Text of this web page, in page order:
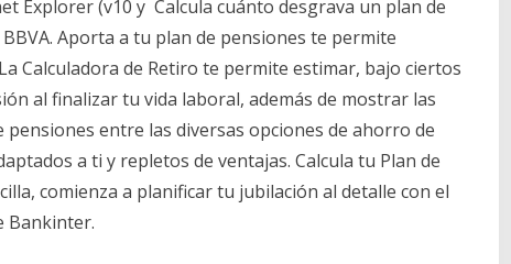
Explorer (v10 y Calcula cuánto desgrava un plan de
Aporta a tu plan de pensiones te permite
Calculadora de Retiro te permite estimar, bajo ciertos
al finalizar tu vida laboral, además de mostrar las
entre las diversas opciones de ahorro de
a ti y repletos de ventajas. Calcula tu Plan de
comienza a planificar tu jubilación al detalle con el
Bankinter.